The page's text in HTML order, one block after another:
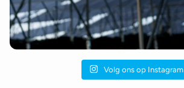
Volg ons op Instagram